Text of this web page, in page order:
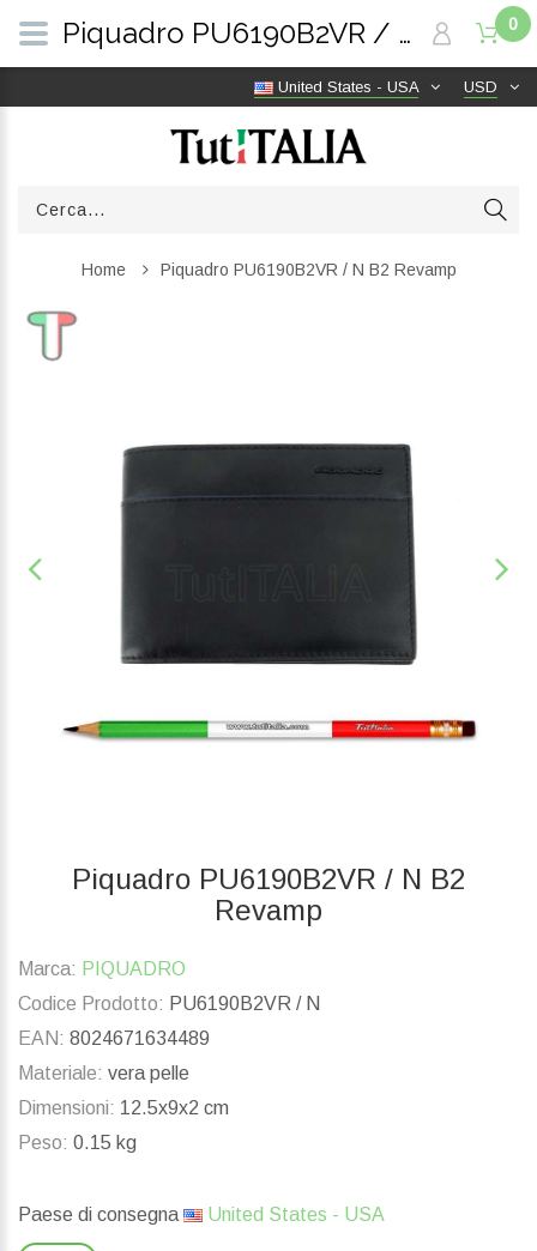
USD
United States - USA
0
Home Piquadro PU6190B2VR / N B2 Revamp
Piquadro PU6190B2VR / N B2
Revamp
Marca: PIQUADRO
Codice Prodotto: PU6190B2VR / N
EAN: 8024671634489
Materiale: vera pelle
Dimensioni: 12.5x9x2 cm
Peso: 0.15 kg
Paese di consegna United States - USA
Piquadro PU6190B2VR / N B2 Revamp | TutITALIA